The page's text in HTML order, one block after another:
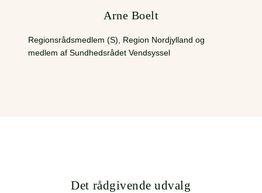
Arne Boelt
Regionsrådsmedlem (S), Region Nordjylland og
medlem af Sundhedsrådet Vendsyssel
Det rådgivende udvalg